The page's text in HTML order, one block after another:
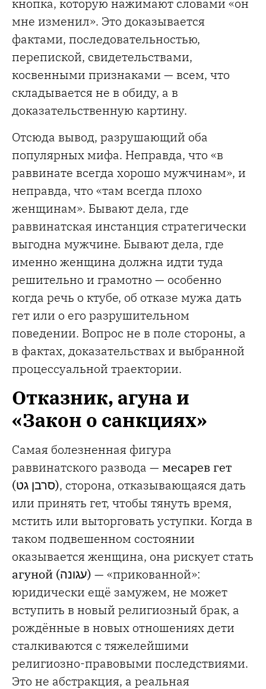
кнопка, которую нажимают словами «он
мне изменил». Это доказывается
фактами, последовательностью,
перепиской, свидетельствами,
косвенными признаками — всем, что
складывается не в обиду, а в
доказательственную картину.
Отсюда вывод, разрушающий оба
популярных мифа. Неправда, что «в
раввинате всегда хорошо мужчинам», и
неправда, что «там всегда плохо
женщинам». Бывают дела, где
раввинатская инстанция стратегически
выгодна мужчине. Бывают дела, где
именно женщина должна идти туда
решительно и грамотно — особенно
когда речь о ктубе, об отказе мужа дать
гет или о его разрушительном
поведении. Вопрос не в поле стороны, а
в фактах, доказательствах и выбранной
процессуальной траектории.
Отказник, агуна и
«Закон о санкциях»
Самая болезненная фигура
раввинатского развода — месарев гет
(סרבן גט), сторона, отказывающаяся дать
или принять гет, чтобы тянуть время,
мстить или выторговать уступки. Когда в
таком подвешенном состоянии
оказывается женщина, она рискует стать
агуной (עגונה) — «прикованной»:
юридически ещё замужем, не может
вступить в новый религиозный брак, а
рождённые в новых отношениях дети
сталкиваются с тяжелейшими
религиозно-правовыми последствиями.
Это не абстракция, а реальная